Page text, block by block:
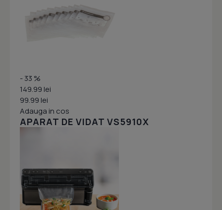
- 33 %
149.99 lei
99.99 lei
Adauga in cos
APARAT DE VIDAT VS5910X